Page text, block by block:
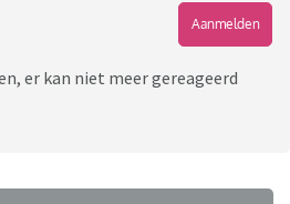
Aanmelden
er kan niet meer gereageerd